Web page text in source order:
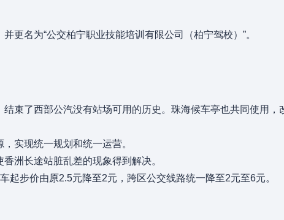
更名为“公交柏宁职业技能培训有限公司（柏宁驾校）”。
束了西部公汽没有站场可用的历史。珠海候车亭也共同使用，
实现统一规划和统一运营。
洲长途站脏乱差的现象得到解决。
起步价由原2.5元降至2元，跨区公交线路统一降至2元至6元。